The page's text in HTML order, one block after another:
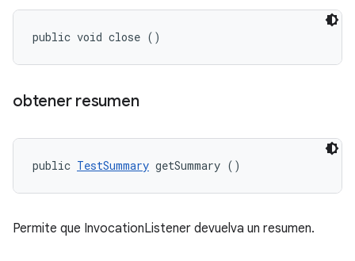
public void close ()
obtener resumen
public TestSummary getSummary ()
Permite que InvocationListener devuelva un resumen.